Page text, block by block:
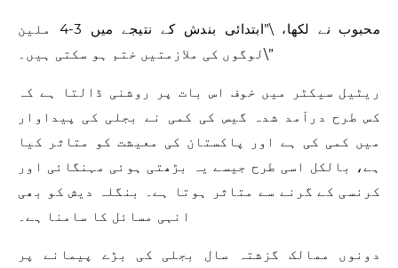
محبوب نے لکھا، \”ابتدائی بندش کے نتیجے میں 3-4 ملین
لوگوں کی ملازمتیں ختم ہو سکتی ہیں۔\”
ریٹیل سیکٹر میں خوف اس بات پر روشنی ڈالتا ہے کہ
کس طرح درآمد شدہ گیس کی کمی نے بجلی کی پیداوار
میں کمی کی ہے اور پاکستان کی معیشت کو متاثر کیا
ہے، بالکل اسی طرح جیسے یہ بڑھتی ہوئی مہنگائی اور
کرنسی کے گرنے سے متاثر ہوتا ہے۔ بنگلہ دیش کو بھی
انہی مسائل کا سامنا ہے۔
دونوں ممالک گزشتہ سال بجلی کی بڑے پیمانے پر